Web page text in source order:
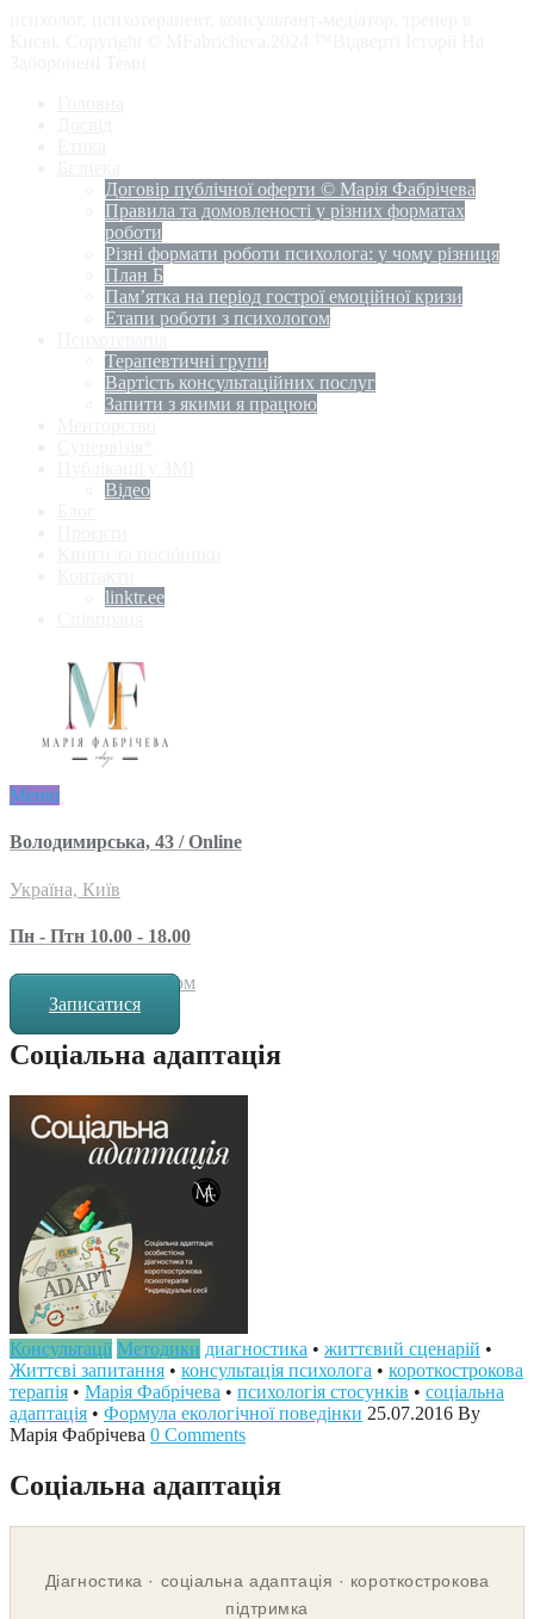
Договір публічної оферти © Марія Фабрічева
Правила та домовленості у різних форматах
роботи
Різні формати роботи психолога: у чому різниця
План Б
Пам’ятка на період гострої емоційної кризи
Етапи роботи з психологом
Терапевтичні групи
Вартість консультаційних послуг
Запити з якими я працюю
Відео
linktr.ee
Меню
Володимирська, 43 / Online
Україна, Київ
Пн - Птн 10.00 - 18.00
за попереднім записом
Записатися
Соціальна адаптація
Консультації Методики диагностика • життєвий сценарій •
Життєві запитання • консультація психолога • короткострокова
терапія • Марія Фабрічева • психологія стосунків • соціальна
адаптація • Формула екологічної поведінки 25.07.2016 By
Марія Фабрічева 0 Comments
Соціальна адаптація
Діагностика · соціальна адаптація · короткострокова
підтримка